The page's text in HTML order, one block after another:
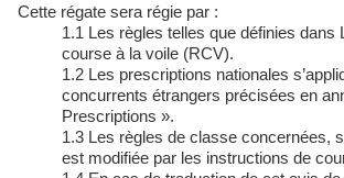
Cette régate sera régie par :
1.1 Les règles telles que définies dans
course à la voile (RCV).
1.2 Les prescriptions nationales
concurrents étrangers précisées en
Prescriptions ».
1.3 Les règles de classe concernées,
est modifiée par les instructions de